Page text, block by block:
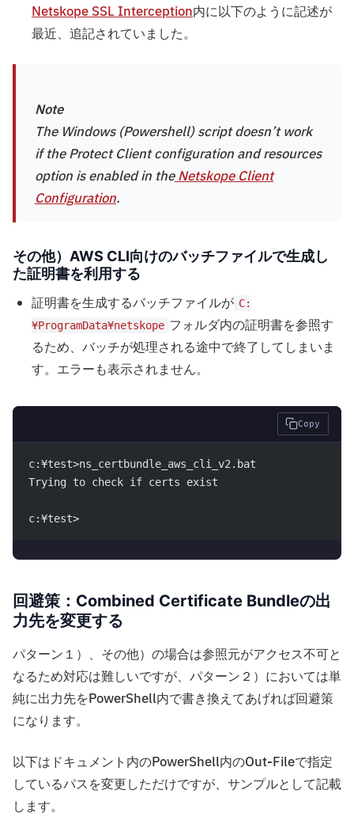
Netskope SSL Interception内に以下のように記述が
最近、追記されていました。
Note
The Windows (Powershell) script doesn’t work
if the Protect Client configuration and resources
option is enabled in theNetskope Client
Configuration.
その他）AWS CLI向けのバッチファイルで生成し
た証明書を利用する
証明書を生成するバッチファイルが C:
¥ProgramData¥netskope フォルダ内の証明書を参照す
るため、バッチが処理される途中で終了してしまいま
す。エラーも表示されません。
Copy
c:¥test>ns_certbundle_aws_cli_v2.bat
Trying to check if certs exist
c:¥test>
回避策：Combined Certificate Bundleの出
力先を変更する
パターン１）、その他）の場合は参照元がアクセス不可と
なるため対応は難しいですが、パターン２）においては単
純に出力先をPowerShell内で書き換えてあげれば回避策
になります。
以下はドキュメント内のPowerShell内のOut-Fileで指定
しているパスを変更しただけですが、サンプルとして記載
します。